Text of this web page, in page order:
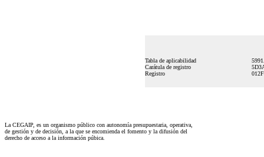
Tabla de aplicabilidad
Carátula de registro
Registro
La CEGAIP, es un organismo público con autonomía presupuestaria, operativa,
de gestión y de decisión, a la que se encomienda el fomento y la difusión del
derecho de acceso a la información púbica.